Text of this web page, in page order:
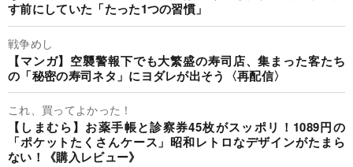
す前にしていた「たった1つの習慣」
戦争めし
【マンガ】空襲警報下でも大繁盛の寿司店、集まった客たち
の「秘密の寿司ネタ」にヨダレが出そう〈再配信〉
これ、買ってよかった！
【しまむら】お薬手帳と診察券45枚がスッポリ！1089円の
「ポケットたくさんケース」昭和レトロなデザインがたまら
ない！《購入レビュー》